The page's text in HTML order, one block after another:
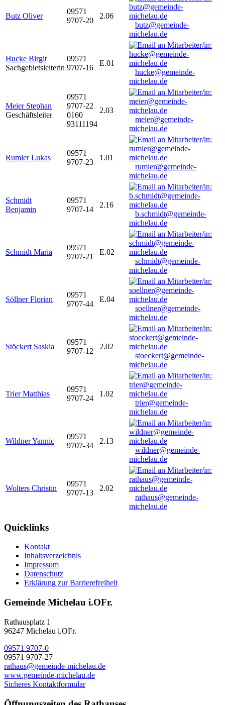
Butz Oliver
09571
9707-20
2.06
butz@gemeinde-
michelau.de
Hucke Birgit
Sachgebietsleiterin
09571
9707-16
E.01
hucke@gemeinde-
michelau.de
Meier Stephan
Geschäftsleiter
09571
9707-22
0160
93111194
2.03
meier@gemeinde-
michelau.de
Rumler Lukas
09571
9707-23
1.01
rumler@gemeinde-
michelau.de
Schmidt
Benjamin
09571
9707-14
2.16
b.schmidt@gemeinde-
michelau.de
Schmidt Maria
09571
9707-21
E.02
schmidt@gemeinde-
michelau.de
Söllner Florian
09571
9707-44
E.04
soellner@gemeinde-
michelau.de
Stöckert Saskia
09571
9707-12
2.02
stoeckert@gemeinde-
michelau.de
Trier Matthias
09571
9707-24
1.02
trier@gemeinde-
michelau.de
Wildner Yannic
09571
9707-34
2.13
wildner@gemeinde-
michelau.de
Wolters Christin
09571
9707-13
2.02
rathaus@gemeinde-
michelau.de
Quicklinks
Kontakt
Inhaltsverzeichnis
Impressum
Datenschutz
Erklärung zur Barrierefreiheit
Gemeinde Michelau i.OFr.
Rathausplatz 1
96247 Michelau i.OFr.
09571 9707-0
09571 9707-27
rathaus@gemeinde-michelau.de
www.gemeinde-michelau.de
Sicheres Kontaktformular